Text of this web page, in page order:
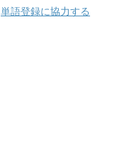
単語登録に協力する